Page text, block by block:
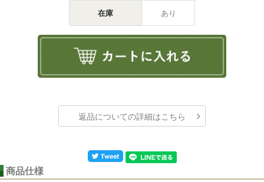
在庫 あり
返品についての詳細はこちら
商品仕様